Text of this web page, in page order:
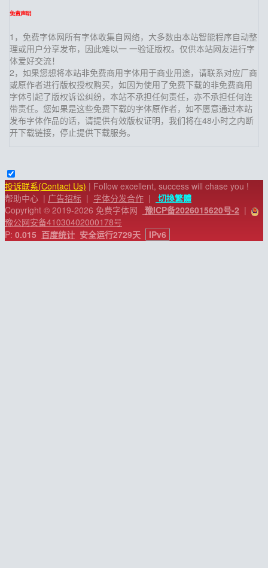
免责声明
1，免费字体网所有字体收集自网络，大多数由本站智能程序自动整
理或用户分享发布，因此难以一 一验证版权。仅供本站网友进行字
体爱好交流！
2，如果您想将本站非免费商用字体用于商业用途，请联系对应厂商
或原作者进行版权授权购买，如因为使用了免费下载的非免费商用
字体引起了版权诉讼纠纷，本站不承担任何责任，亦不承担任何连
带责任。您如果是这些免费下载的字体原作者，如不愿意通过本站
发布字体作品的话，请提供有效版权证明，我们将在48小时之内断
开下载链接，停止提供下载服务。
投诉联系(Contact Us) | Follow excellent, success will chase you !
帮助中心 | 广告招标 | 字体分发合作 |
切換繁體
Copyright © 2019-2026 免费字体网
豫ICP备2026015620号-2 |
豫公网安备41030402000178号
P: 0.015 百度统计 安全运行2729天 IPv6